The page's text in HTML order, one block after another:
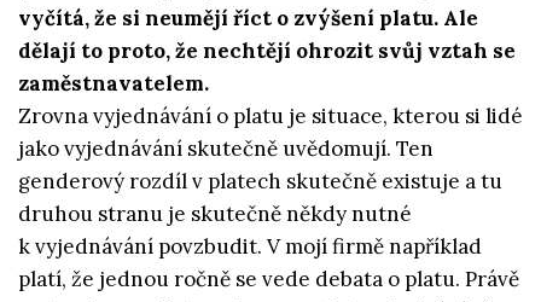
vyčítá, že si neumějí říct o zvýšení platu. Ale
dělají to proto, že nechtějí ohrozit svůj vztah se
zaměstnavatelem.
Zrovna vyjednávání o platu je situace, kterou si lidé
jako vyjednávání skutečně uvědomují. Ten
genderový rozdíl v platech skutečně existuje a tu
druhou stranu je skutečně někdy nutné
k vyjednávání povzbudit. V mojí firmě například
platí, že jednou ročně se vede debata o platu. Právě